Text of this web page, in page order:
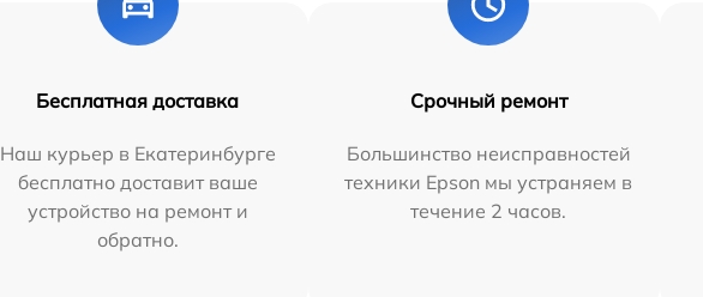
Бесплатная доставка
Наш курьер в Екатеринбурге
бесплатно доставит ваше
устройство на ремонт и
обратно.
Срочный ремонт
Большинство неисправностей
техники Epson мы устраняем в
течение 2 часов.